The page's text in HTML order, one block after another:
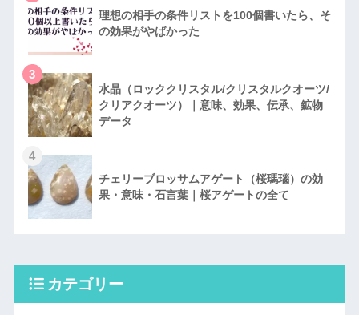
理想の相手の条件リストを100個書いたら、そ
の効果がやばかった
3
水晶（ロッククリスタル/クリスタルクオーツ/
クリアクオーツ）｜意味、効果、伝承、鉱物
データ
4
チェリーブロッサムアゲート（桜瑪瑙）の効
果・意味・石言葉｜桜アゲートの全て
カテゴリー